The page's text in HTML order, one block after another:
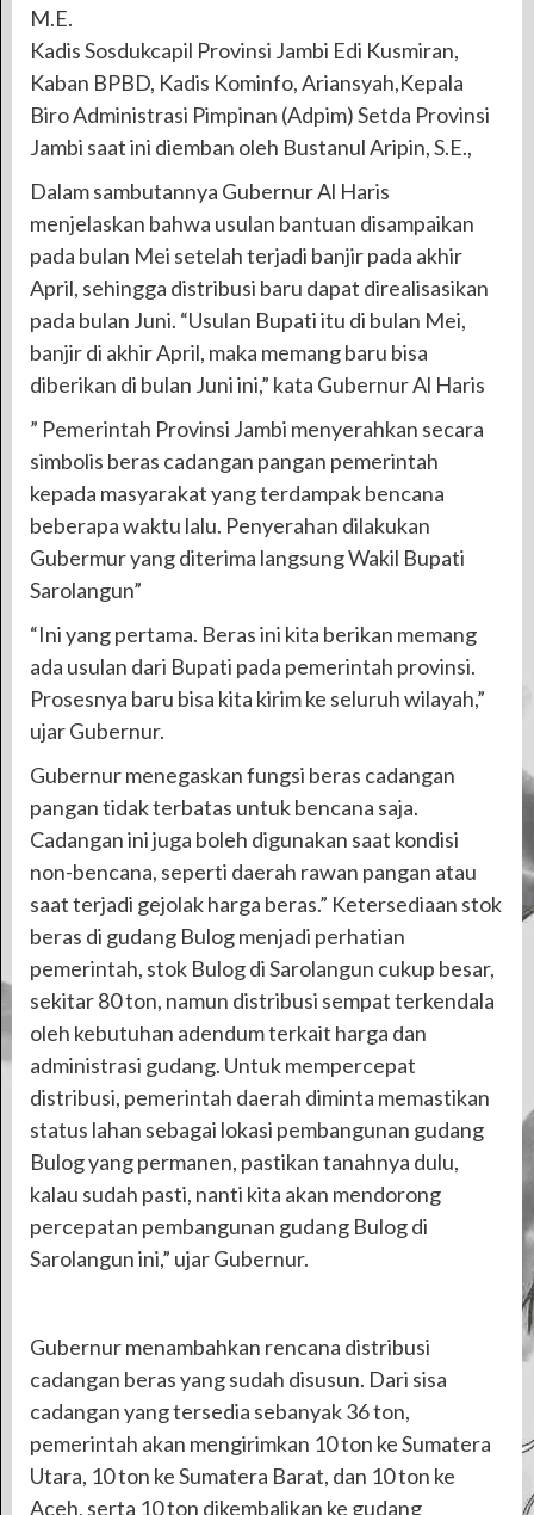
M.E.
Kadis Sosdukcapil Provinsi Jambi Edi Kusmiran,
Kaban BPBD, Kadis Kominfo, Ariansyah,Kepala
Biro Administrasi Pimpinan (Adpim) Setda Provinsi
Jambi saat ini diemban oleh Bustanul Aripin, S.E.,
Dalam sambutannya Gubernur Al Haris
menjelaskan bahwa usulan bantuan disampaikan
pada bulan Mei setelah terjadi banjir pada akhir
April, sehingga distribusi baru dapat direalisasikan
pada bulan Juni. “Usulan Bupati itu di bulan Mei,
banjir di akhir April, maka memang baru bisa
diberikan di bulan Juni ini,” kata Gubernur Al Haris
” Pemerintah Provinsi Jambi menyerahkan secara
simbolis beras cadangan pangan pemerintah
kepada masyarakat yang terdampak bencana
beberapa waktu lalu. Penyerahan dilakukan
Gubermur yang diterima langsung Wakil Bupati
Sarolangun”
“Ini yang pertama. Beras ini kita berikan memang
ada usulan dari Bupati pada pemerintah provinsi.
Prosesnya baru bisa kita kirim ke seluruh wilayah,”
ujar Gubernur.
Gubernur menegaskan fungsi beras cadangan
pangan tidak terbatas untuk bencana saja.
Cadangan ini juga boleh digunakan saat kondisi
non-bencana, seperti daerah rawan pangan atau
saat terjadi gejolak harga beras.” Ketersediaan stok
beras di gudang Bulog menjadi perhatian
pemerintah, stok Bulog di Sarolangun cukup besar,
sekitar 80 ton, namun distribusi sempat terkendala
oleh kebutuhan adendum terkait harga dan
administrasi gudang. Untuk mempercepat
distribusi, pemerintah daerah diminta memastikan
status lahan sebagai lokasi pembangunan gudang
Bulog yang permanen, pastikan tanahnya dulu,
kalau sudah pasti, nanti kita akan mendorong
percepatan pembangunan gudang Bulog di
Sarolangun ini,” ujar Gubernur.
Gubernur menambahkan rencana distribusi
cadangan beras yang sudah disusun. Dari sisa
cadangan yang tersedia sebanyak 36 ton,
pemerintah akan mengirimkan 10 ton ke Sumatera
Utara, 10 ton ke Sumatera Barat, dan 10 ton ke
Aceh, serta 10 ton dikembalikan ke gudang